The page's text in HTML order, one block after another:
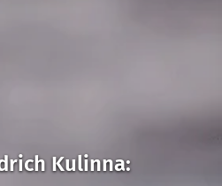
Kulinna: